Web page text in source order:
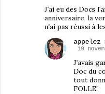
J'ai eu des Docs
anniversaire, la
n'ai pas réussi à
appelez
19
J'avais
Doc du
tout
FOLLE!